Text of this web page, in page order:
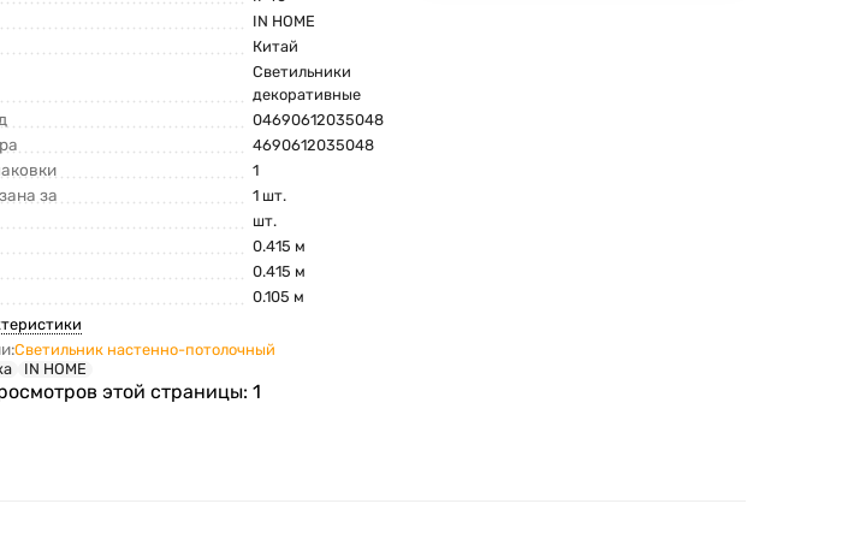
IN HOME
Китай
Светильники
декоративные
04690612035048
4690612035048
1
за 1 шт.
шт.
0.415 м
0.415 м
0.105 м
Светильник настенно-потолочный
IN HOME
этой страницы:1